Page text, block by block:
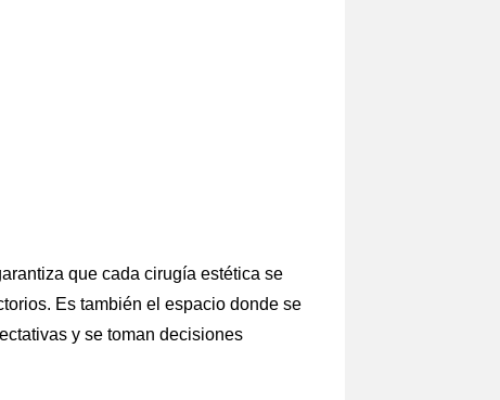
que cada cirugía estética se
Es también el espacio donde se
y se toman decisiones